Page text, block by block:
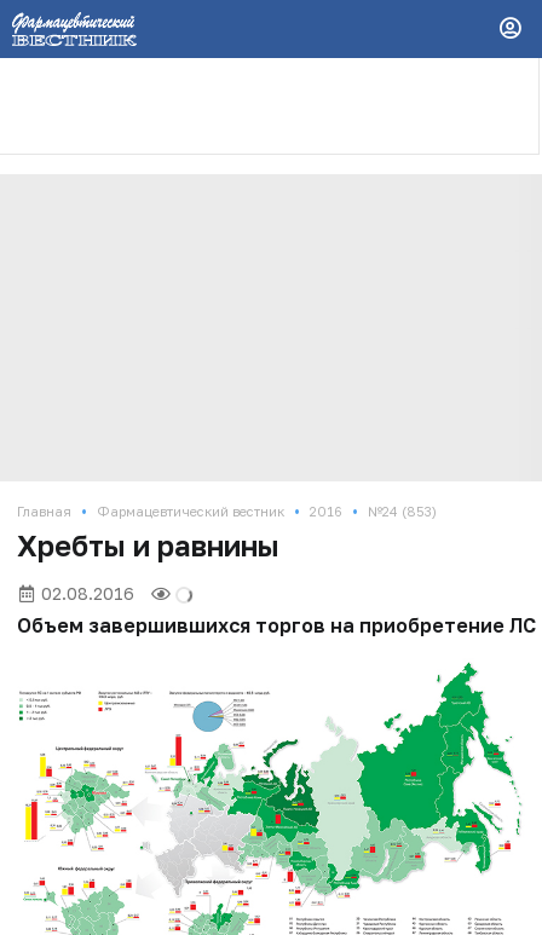
Главная • Фармацевтический вестник • 2016 • №24 (853)
Хребты и равнины
02.08.2016
Объем завершившихся торгов на приобретение ЛС